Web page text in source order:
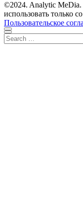
©2024. Analytic MeDia.
использовать только
Пользовательское
Scroll
to
Close
Search
for: